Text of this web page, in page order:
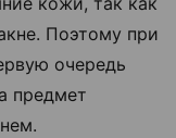
Поэтому при
очередь
предмет